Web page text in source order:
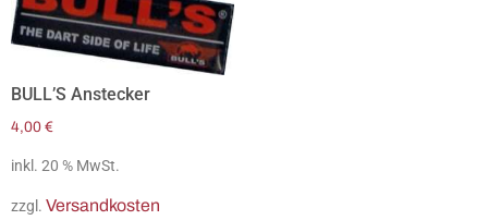
BULL’S Anstecker
4,00 €
inkl. 20 % MwSt.
zzgl. Versandkosten